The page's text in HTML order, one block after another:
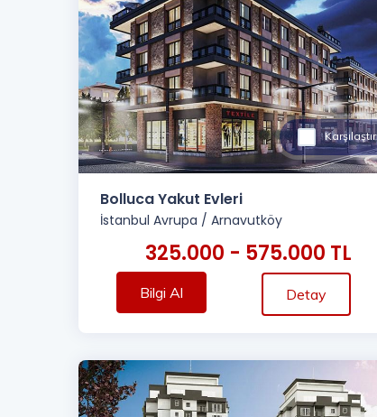
Karşılaştır
Bolluca Yakut Evleri
İstanbul Avrupa / Arnavutköy
325.000 - 575.000 TL
Bilgi Al Detay